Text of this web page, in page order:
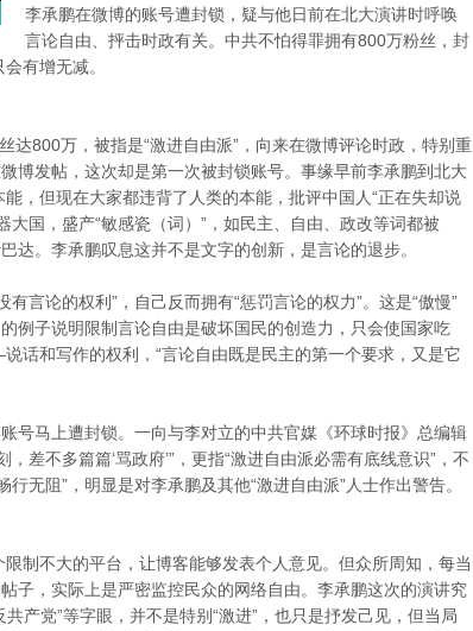
李承鹏在微博的账号遭封锁，疑与他日前在北大演讲时呼唤
言论自由、抨击时政有关。中共不怕得罪拥有800万粉丝，封
有增无减。
达800万，被指是“激进自由派”，向来在微博评论时政，特别重
博发帖，这次却是第一次被封锁账号。事缘早前李承鹏到北大
，但现在大家都违背了人类的本能，批评中国人“正在失却说
国，盛产“敏感瓷（词）”，如民主、自由、政改等词都被
达。李承鹏叹息这并不是文字的创新，是言论的退步。
言论的权利”，自己反而拥有“惩罚言论的权力”。这是“傲慢”
例子说明限制言论自由是破坏国民的创造力，只会使国家吃
话和写作的权利，“言论自由既是民主的第一个要求，又是它
号马上遭封锁。一向与李对立的中共官媒《环球时报》总编辑
差不多篇篇‘骂政府’”，更指“激进自由派必需有底线意识”，不
无阻”，明显是对李承鹏及其他“激进自由派”人士作出警告。
制不大的平台，让博客能够发表个人意见。但众所周知，每当
子，实际上是严密监控民众的网络自由。李承鹏这次的演讲究
共产党”等字眼，并不是特别“激进”，也只是抒发己见，但当局